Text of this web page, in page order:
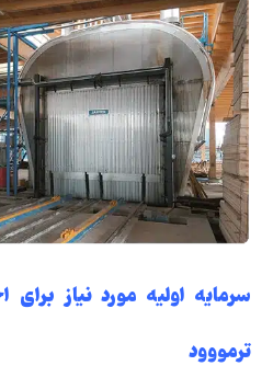
سرمایه اولیه مورد نیاز
ترمووود